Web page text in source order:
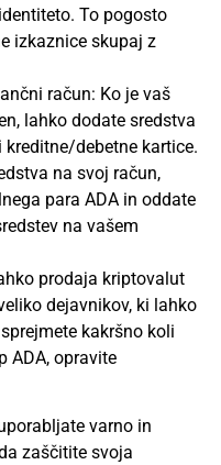
To pogosto
izkaznice skupaj z
račun: Ko je vaš
lahko dodate sredstva
debetne kartice.
na svoj račun,
para ADA in oddate
na vašem
prodaja kriptovalut
dejavnikov, ki lahko
kakršno koli
ADA, opravite
varno in
zaščitite svoja